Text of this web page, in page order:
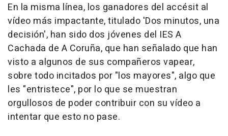
En la misma línea, los ganadores del accésit al
vídeo más impactante, titulado 'Dos minutos, una
decisión', han sido dos jóvenes del IES A
Cachada de A Coruña, que han señalado que han
visto a algunos de sus compañeros vapear,
sobre todo incitados por "los mayores", algo que
les "entristece", por lo que se muestran
orgullosos de poder contribuir con su vídeo a
intentar que esto no pase.